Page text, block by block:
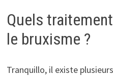
Quels
le bruxisme ?
Tranquillo, il existe